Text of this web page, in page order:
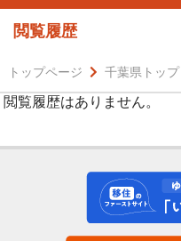
閲覧履歴
トップページ 千葉県トップ
閲覧履歴はありません。